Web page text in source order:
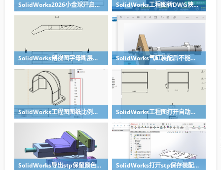
SolidWorks2026小金球开启方法realview功能开启 SolidWorks工程图转DWG映射文件制作方法
SolidWorks剖视图字母断层无需手动修改，设置一下就好 SolidWorks气缸装配后不能移动？溪风给你解决方法
SolidWorks工程图图纸比例修改快速方法 SolidWorks工程图打开自动全屏方法
SolidWorks导出stp保留颜色的关键两点要做到 SolidWorks打开stp保存装配体子零件没有保存怎么办？